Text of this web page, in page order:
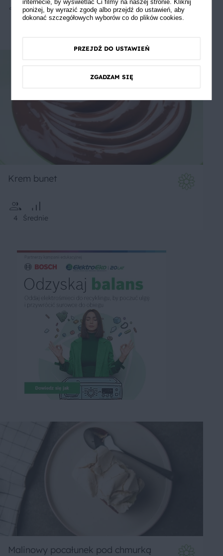
15 minŁatwe 5
Krem bunet
4 Średnie
Malinowy pocałunek pod chmurką
internecie, by wyświetlać Ci filmy na naszej stronie. Kliknij
poniżej, by wyrazić zgodę albo przejdź do ustawień, aby
dokonać szczegółowych wyborów co do plików cookies.
PRZEJDŹ DO USTAWIEŃ
ZGADZAM SIĘ